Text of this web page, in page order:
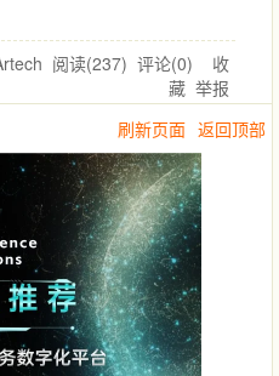
阅读(237) 评论(0) 收
藏 举报
刷新页面 返回顶部